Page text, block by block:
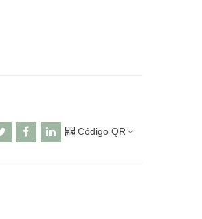
Código QR